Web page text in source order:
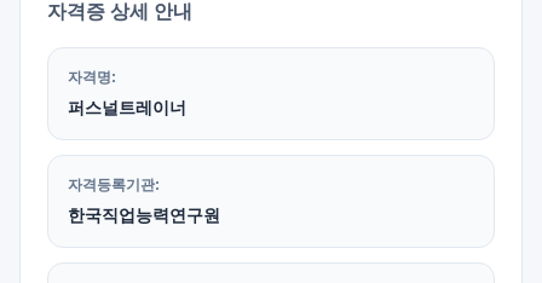
자격증 상세 안내
자격명:
퍼스널트레이너
자격등록기관:
한국직업능력연구원